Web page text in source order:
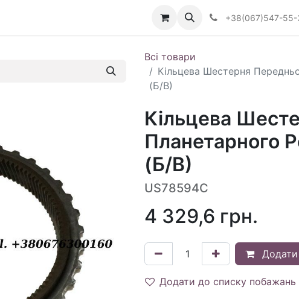
+38(067)547-55-
Всі товари
Кільцева Шестерня
(Б/В)
Кільцева
Планетарного
(Б/В)
US78594C
4 329,6 грн.
Додати до списку побажань